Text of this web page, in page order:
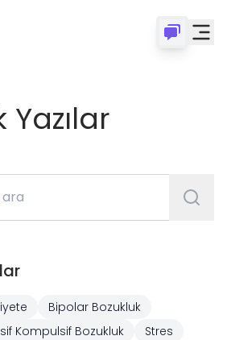
Yazılar
Bipolar Bozukluk
Kompulsif Bozukluk Stres